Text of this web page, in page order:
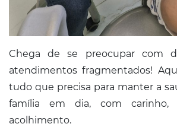
Chega de se preocupar com
atendimentos fragmentados!
tudo que precisa para manter a
família em dia, com carinho,
acolhimento.